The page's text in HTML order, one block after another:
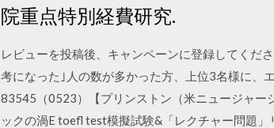
院重点特別経費研究.
レビューを投稿後、キャンペーンに登録してくだ
考になった｣人の数が多かった方、上位3名様に、
83545（0523）【プリンストン（米ニュージャー
ックの渦E toefl test模擬試験&「レクチャー問題